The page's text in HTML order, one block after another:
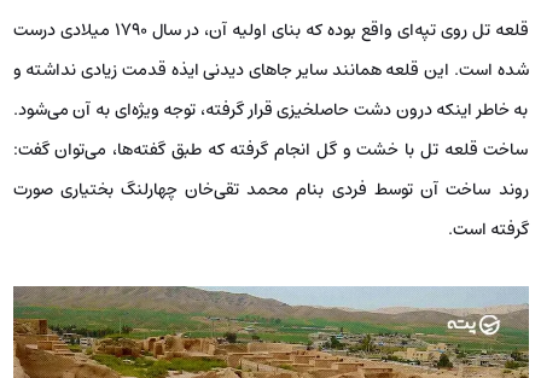
قلعه تل روی تپه‌ای واقع بوده که بنای اولیه آن، در سال 1790 میلادی درست
شده است. این قلعه همانند سایر جاهای دیدنی ایذه قدمت زیادی نداشته و
به‌ خاطر اینکه درون دشت حاصلخیزی قرار گرفته، توجه ویژه‌ای به آن می‌شود.
ساخت قلعه تل با خشت و گل انجام گرفته که طبق گفته‌ها، می‌توان گفت:
روند ساخت آن توسط فردی بنام محمد تقی‌خان چهارلنگ بختیاری صورت
گرفته است.